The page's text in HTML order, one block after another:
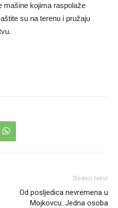
mašine kojima raspolaže
su na terenu i pružaju
Sledeći tekst
Od posljedica nevremena u
Mojkovcu: Jedna osoba